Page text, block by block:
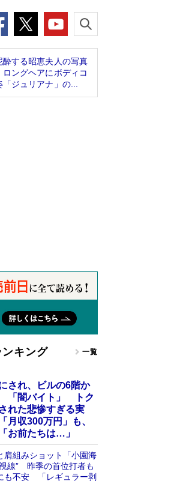
酔する昭恵夫人の写真
ロングヘアにボディコ
「ジュリアナ」の...
ンキング 一覧
され、ビルの6階か
「闇バイト」 トク
れた悲惨すぎる実
収300万円」も、
お前たちは…」
肩組みショット「小園海
線” 昨季の首位打者も
も不安 「レギュラー剥